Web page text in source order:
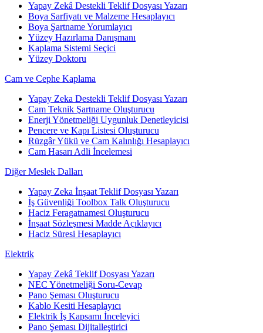
Yapay Zekâ Destekli Teklif Dosyası Yazarı
Boya Sarfiyatı ve Malzeme Hesaplayıcı
Boya Şartname Yorumlayıcı
Yüzey Hazırlama Danışmanı
Kaplama Sistemi Seçici
Yüzey Doktoru
Cam ve Cephe Kaplama
Yapay Zeka Destekli Teklif Dosyası Yazarı
Cam Teknik Şartname Oluşturucu
Enerji Yönetmeliği Uygunluk Denetleyicisi
Pencere ve Kapı Listesi Oluşturucu
Rüzgâr Yükü ve Cam Kalınlığı Hesaplayıcı
Cam Hasarı Adli İncelemesi
Diğer Meslek Dalları
Yapay Zeka İnşaat Teklif Dosyası Yazarı
İş Güvenliği Toolbox Talk Oluşturucu
Haciz Feragatnamesi Oluşturucu
İnşaat Sözleşmesi Madde Açıklayıcı
Haciz Süresi Hesaplayıcı
Elektrik
Yapay Zekâ Teklif Dosyası Yazarı
NEC Yönetmeliği Soru-Cevap
Pano Şeması Oluşturucu
Kablo Kesiti Hesaplayıcı
Elektrik İş Kapsamı İnceleyici
Pano Şeması Dijitalleştirici